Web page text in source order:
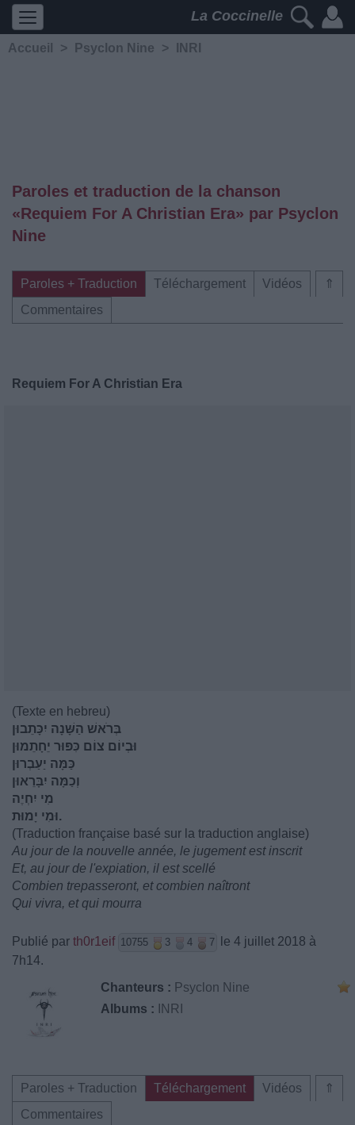
La Coccinelle
Accueil > Psyclon Nine > INRI
Paroles et traduction de la chanson
«Requiem For A Christian Era» par Psyclon
Nine
⇑
Paroles + Traduction Téléchargement
Vidéos
Commentaires
Requiem For A Christian Era
(Texte en hebreu)
בְּרֹאשׁ הַשָּׁנָה יִכָּתֵבוּן
וּבְיוֹם צוֹם כִּפּוּר יֵחָתֵמוּן
כַּמָּה יַעַבְרוּן
וְכַמָּה יִבָּרֵאוּן
מִי יִחְיֶה
וּמִי יָמוּת.
(Traduction française basé sur la traduction anglaise)
Au jour de la nouvelle année, le jugement est inscrit
Et, au jour de l'expiation, il est scellé
Combien trepasseront, et combien naîtront
Qui vivra, et qui mourra
Publié par th0r1eif 10755 3 4 7
le 4 juillet 2018 à
7h14.
Chanteurs : Psyclon Nine
Albums :
INRI
⇑
Paroles + Traduction Téléchargement
Vidéos
Commentaires